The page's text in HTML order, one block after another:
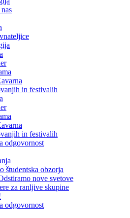
in festivalih
in festivalih
odgovornost
študentska obzorja
nove svetove
za ranljive skupine
odgovornost